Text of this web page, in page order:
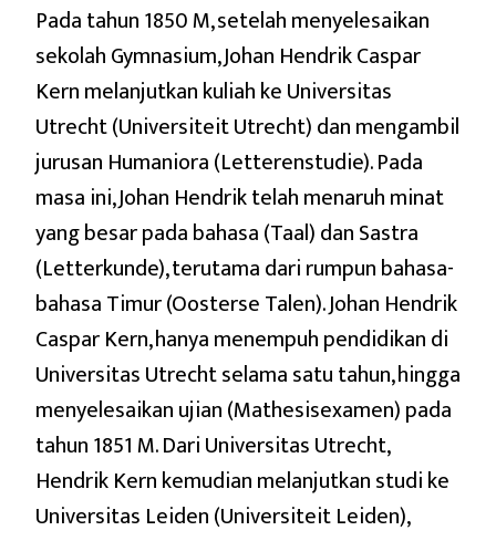
Pada tahun 1850 M, setelah menyelesaikan
sekolah Gymnasium, Johan Hendrik Caspar
Kern melanjutkan kuliah ke Universitas
Utrecht (Universiteit Utrecht) dan mengambil
jurusan Humaniora (Letterenstudie). Pada
masa ini, Johan Hendrik telah menaruh minat
yang besar pada bahasa (Taal) dan Sastra
(Letterkunde), terutama dari rumpun bahasa-
bahasa Timur (Oosterse Talen). Johan Hendrik
Caspar Kern, hanya menempuh pendidikan di
Universitas Utrecht selama satu tahun, hingga
menyelesaikan ujian (Mathesisexamen) pada
tahun 1851 M. Dari Universitas Utrecht,
Hendrik Kern kemudian melanjutkan studi ke
Universitas Leiden (Universiteit Leiden),